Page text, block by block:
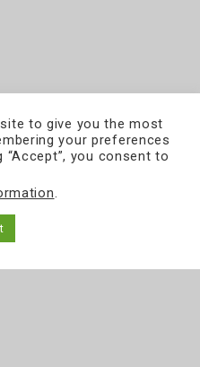
to give you the most
your preferences
you consent to
.